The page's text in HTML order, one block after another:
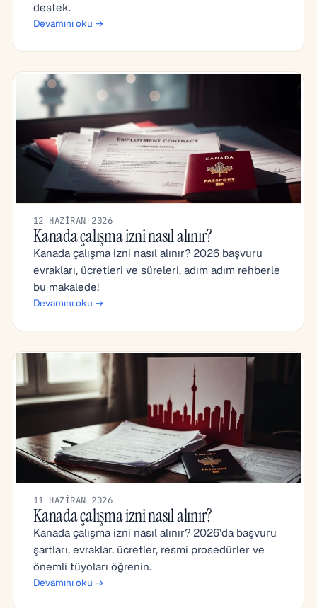
destek.
Devamını oku →
12 HAZIRAN 2026
Kanada çalışma izni nasıl alınır?
Kanada çalışma izni nasıl alınır? 2026 başvuru
evrakları, ücretleri ve süreleri, adım adım rehberle
bu makalede!
Devamını oku →
11 HAZIRAN 2026
Kanada çalışma izni nasıl alınır?
Kanada çalışma izni nasıl alınır? 2026’da başvuru
şartları, evraklar, ücretler, resmi prosedürler ve
önemli tüyoları öğrenin.
Devamını oku →